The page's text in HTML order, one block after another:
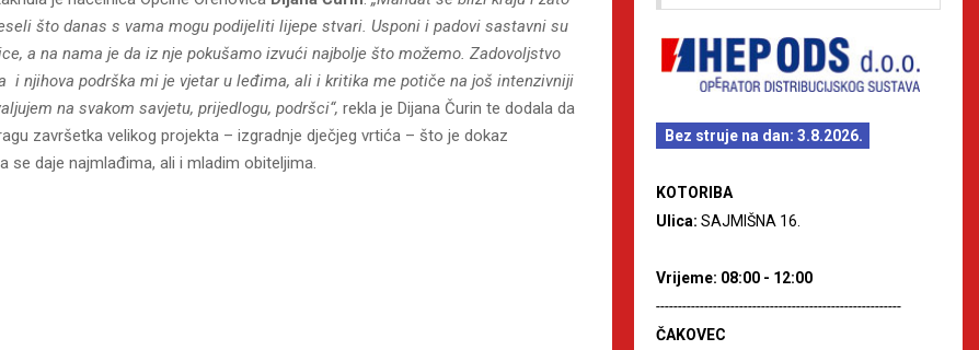
što danas s vama mogu podijeliti lijepe stvari. Usponi i padovi sastavni su
a na nama je da iz nje pokušamo izvući najbolje što možemo. Zadovoljstvo
i njihova podrška mi je vjetar u leđima, ali i kritika me potiče na još intenzivniji
na svakom savjetu, prijedlogu, podršci“, rekla je Dijana Čurin te dodala da
završetka velikog projekta – izgradnje dječjeg vrtića – što je dokaz
se daje najmlađima, ali i mladim obiteljima.
Bez struje na dan: 3.8.2026.
KOTORIBA
Ulica: SAJMIŠNA 16.
Vrijeme: 08:00 - 12:00
--------------------------------------------------------
ČAKOVEC